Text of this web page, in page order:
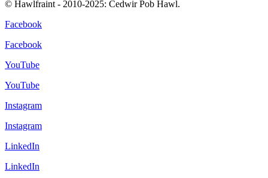
© Hawlfraint - 2010-2025: Cedwir Pob Hawl.
Facebook
Facebook
YouTube
YouTube
Instagram
Instagram
LinkedIn
LinkedIn